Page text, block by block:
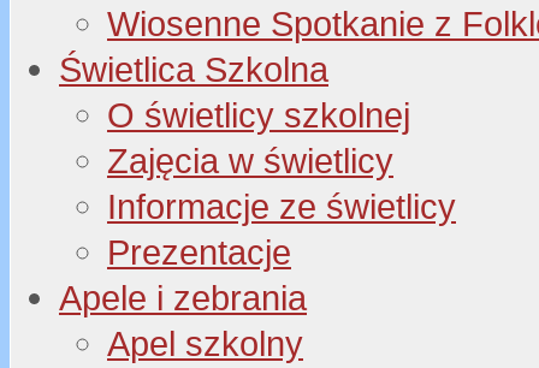
Wiosenne Spotkanie z
Świetlica Szkolna
O świetlicy szkolnej
Zajęcia w świetlicy
Informacje ze świetlicy
Prezentacje
Apele i zebrania
Apel szkolny